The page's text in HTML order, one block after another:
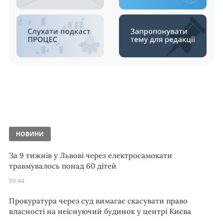
НОВИНИ
За 9 тижнів у Львові через електросамокати
травмувалось понад 60 дітей
09:44
Прокуратура через суд вимагає скасувати право
власності на неіснуючий будинок у центрі Києва